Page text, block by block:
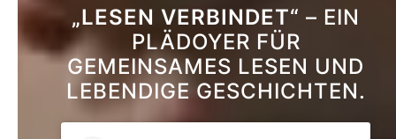
„LESEN VERBINDET“ – EIN
PLÄDOYER FÜR
GEMEINSAMES LESEN UND
LEBENDIGE GESCHICHTEN.